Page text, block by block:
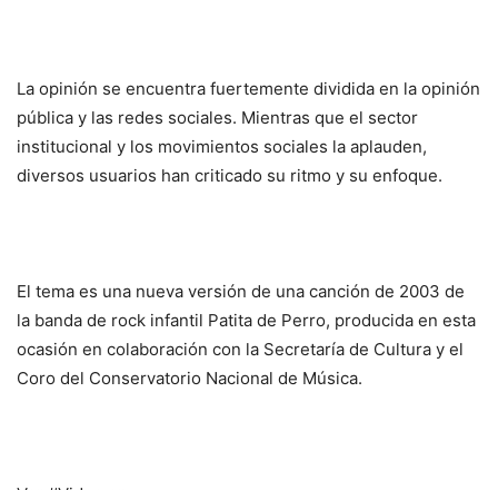
La opinión se encuentra fuertemente dividida en la opinión
pública y las redes sociales. Mientras que el sector
institucional y los movimientos sociales la aplauden,
diversos usuarios han criticado su ritmo y su enfoque.
El tema es una nueva versión de una canción de 2003 de
la banda de rock infantil Patita de Perro, producida en esta
ocasión en colaboración con la Secretaría de Cultura y el
Coro del Conservatorio Nacional de Música.